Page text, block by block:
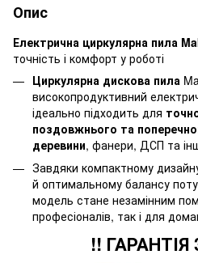
Опис
Електрична циркулярна пила
точність і комфорт у роботі
Циркулярна дискова пила
високопродуктивний
ідеально підходить для
поздовжнього та
деревини, фанери, ДСП та
Завдяки компактному
й оптимальному балансу
модель стане незамінним
професіоналів, так і для
!!